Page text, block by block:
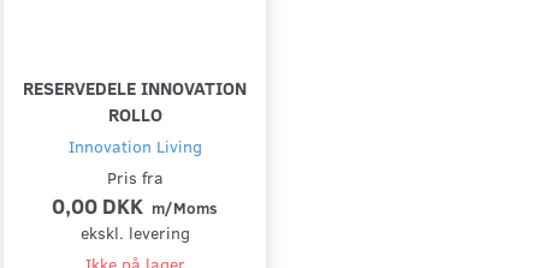
RESERVEDELE INNOVATION
ROLLO
Innovation Living
Pris fra
0,00 DKK m/Moms
ekskl. levering